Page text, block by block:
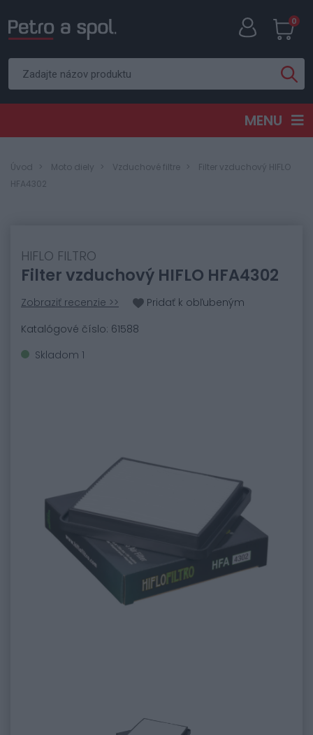
0
MENU
Úvod Moto diely Vzduchové filtre
Filter vzduchový HIFLO
HFA4302
HIFLO FILTRO
Filter vzduchový HIFLO HFA4302
Zobraziť recenzie >>
Pridať k obľubeným
Katalógové číslo: 61588
Skladom 1